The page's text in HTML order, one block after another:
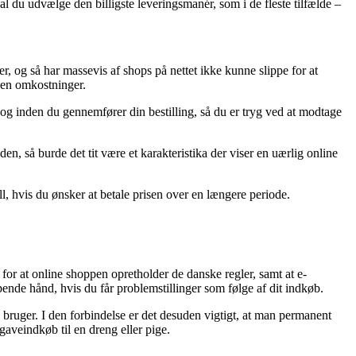
du udvælge den billigste leveringsmanér, som i de fleste tilfælde –
så har massevis af shops på nettet ikke kunne slippe for at
omkostninger.
inden du gennemfører din bestilling, så du er tryg ved at modtage
så burde det tit være et karakteristika der viser en uærlig online
du ønsker at betale prisen over en længere periode.
at online shoppen opretholder de danske regler, samt at e-
hånd, hvis du får problemstillinger som følge af dit indkøb.
I den forbindelse er det desuden vigtigt, at man permanent
til en dreng eller pige.